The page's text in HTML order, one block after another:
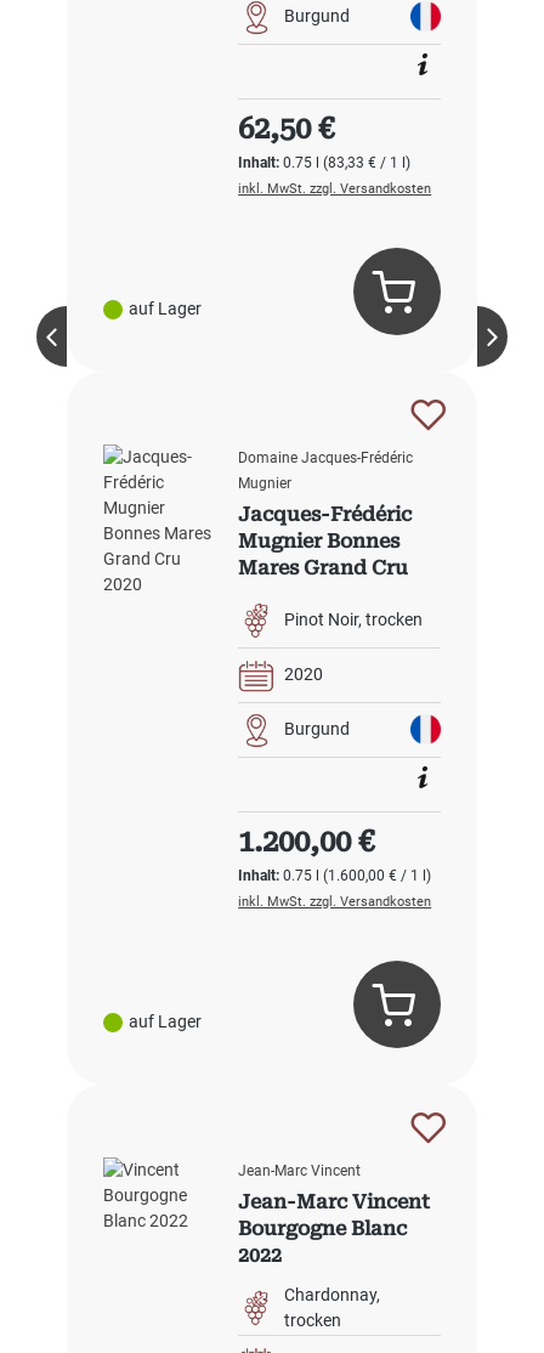
auf Lager
Burgund
Inhalt:0.75 l(83,33 € / 1 l)
Regulärer Preis:
62,50 €
inkl. MwSt. zzgl. Versandkosten
auf Lager
Domaine Jacques-Frédéric
Mugnier
Jacques-Frédéric
Mugnier Bonnes
Mares Grand Cru
Pinot Noir trocken
2020
Burgund
Inhalt:0.75 l(1.600,00 € / 1 l)
Regulärer Preis:
1.200,00 €
inkl. MwSt. zzgl. Versandkosten
Jean-Marc Vincent
Jean-Marc Vincent
Bourgogne Blanc
2022
Chardonnay
trocken